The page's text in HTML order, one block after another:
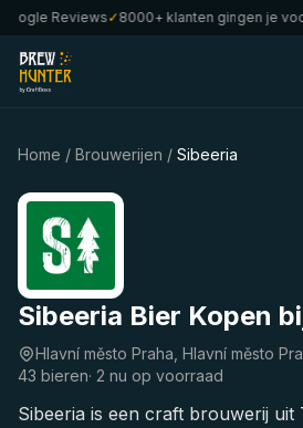
Reviews✓8000+ klanten gingen je voor✓
Home / Brouwerijen / Sibeeria
Sibeeria Bier Kopen
Hlavní město Praha, Hlavní město
43 bieren· 2 nu op voorraad
Sibeeria is een craft brouwerij uit